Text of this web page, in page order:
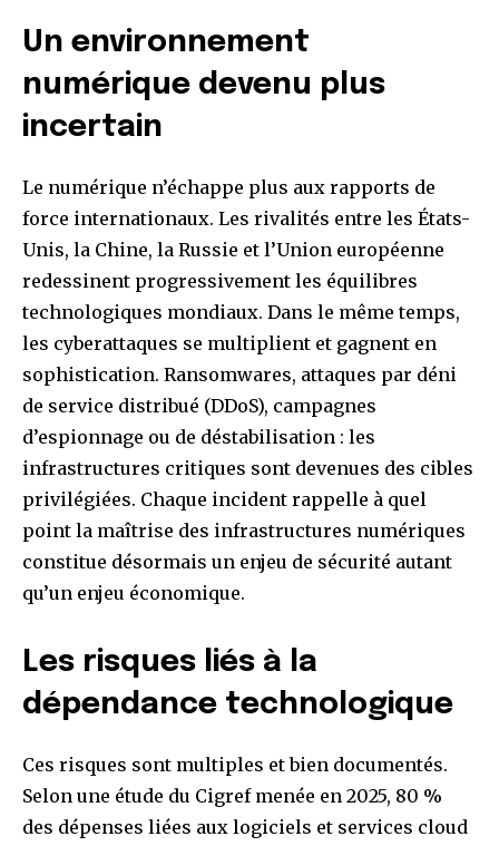
Un environnement
numérique devenu plus
incertain
Le numérique n’échappe plus aux rapports de
force internationaux. Les rivalités entre les États-
Unis, la Chine, la Russie et l’Union européenne
redessinent progressivement les équilibres
technologiques mondiaux. Dans le même temps,
les cyberattaques se multiplient et gagnent en
sophistication. Ransomwares, attaques par déni
de service distribué (DDoS), campagnes
d’espionnage ou de déstabilisation : les
infrastructures critiques sont devenues des cibles
privilégiées. Chaque incident rappelle à quel
point la maîtrise des infrastructures numériques
constitue désormais un enjeu de sécurité autant
qu’un enjeu économique.
Les risques liés à la
dépendance technologique
Ces risques sont multiples et bien documentés.
Selon une étude du Cigref menée en 2025, 80 %
des dépenses liées aux logiciels et services cloud